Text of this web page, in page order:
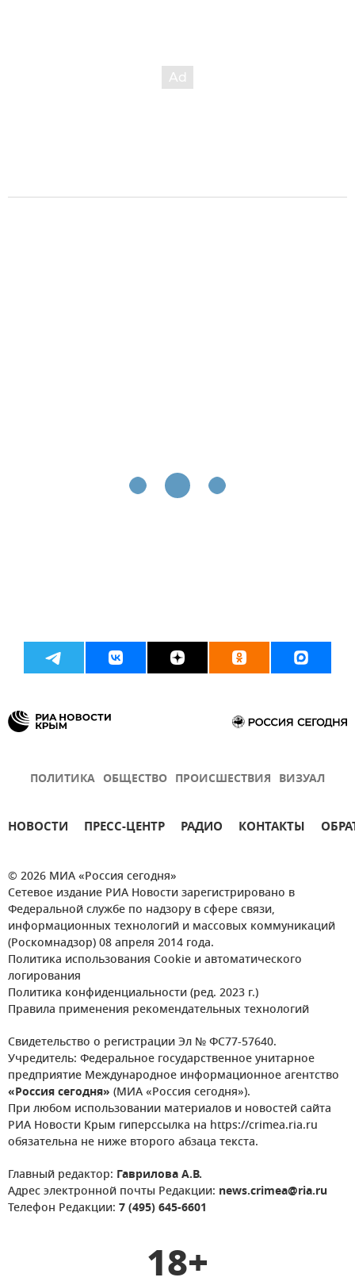
ПОЛИТИКА ОБЩЕСТВО ПРОИСШЕСТВИЯ ВИЗУАЛ
НОВОСТИ ПРЕСС-ЦЕНТР РАДИО КОНТАКТЫ
© 2026 МИА «Россия сегодня»
Сетевое издание РИА Новости зарегистрировано в
Федеральной службе по надзору в сфере связи,
информационных технологий и массовых коммуникаций
(Роскомнадзор) 08 апреля 2014 года.
Политика использования Cookie и автоматического
логирования
Политика конфиденциальности (ред. 2023 г.)
Правила применения рекомендательных технологий
Свидетельство о регистрации Эл № ФС77-57640.
Учредитель: Федеральное государственное унитарное
предприятие Международное информационное агентство
«Россия сегодня» (МИА «Россия сегодня»).
При любом использовании материалов и новостей сайта
РИА Новости Крым гиперссылка на https://crimea.ria.ru
обязательна не ниже второго абзаца текста.
Главный редактор: Гаврилова А.В.
Адрес электронной почты Редакции: news.crimea@ria.ru
Телефон Редакции: 7 (495) 645-6601
18+